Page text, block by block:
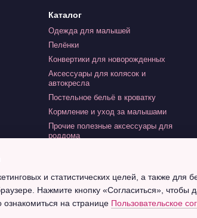
Каталог
Одежда для малышей
Пелёнки
Конвертики для новорожденных
Аксессуары для колясок и
автокресла
Постельное бельё в кроватку
Кормление и уход за малышами
Прочие полезные аксессуары для
роддома
Крещение
и статистических целей, а также для
Нажмите кнопку «Согласиться», чтобы
на странице Пользовательское